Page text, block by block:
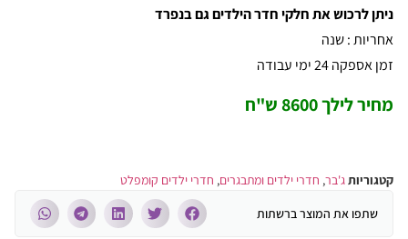
ניתן לרכוש את חלקי חדר הילדים גם בנפרד
אחריות : שנה
זמן אספקה 24 ימי עבודה
מחיר לילך 8600 ש"ח
קטגוריותג'בר, חדרי ילדים ומתבגרים, חדרי ילדים קומפלט
שתפו את המוצר ברשתות